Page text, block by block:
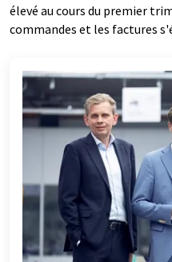
élevé au cours du premier
commandes et les factures